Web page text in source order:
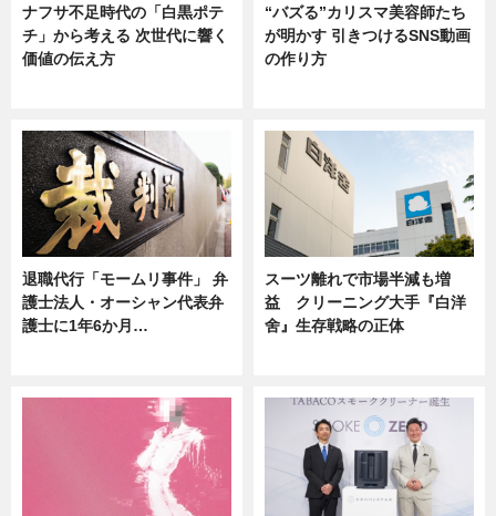
ナフサ不足時代の「白黒ポテ
チ」から考える 次世代に響く
価値の伝え方
“バズる”カリスマ美容師たち
が明かす 引きつけるSNS動画
の作り方
退職代行「モームリ事件」 弁
護士法人・オーシャン代表弁
護士に1年6か月…
スーツ離れで市場半減も増
益 クリーニング大手『白洋
舍』生存戦略の正体